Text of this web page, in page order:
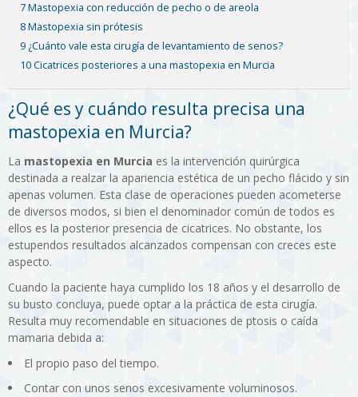
7 Mastopexia con reducción de pecho o de areola
8 Mastopexia sin prótesis
9 ¿Cuánto vale esta cirugía de levantamiento de senos?
10 Cicatrices posteriores a una mastopexia en Murcia
¿Qué es y cuándo resulta precisa una
mastopexia en Murcia?
La mastopexia en Murcia es la intervención quirúrgica
destinada a realzar la apariencia estética de un pecho flácido y sin
apenas volumen. Esta clase de operaciones pueden acometerse
de diversos modos, si bien el denominador común de todos es
ellos es la posterior presencia de cicatrices. No obstante, los
estupendos resultados alcanzados compensan con creces este
aspecto.
Cuando la paciente haya cumplido los 18 años y el desarrollo de
su busto concluya, puede optar a la práctica de esta cirugía.
Resulta muy recomendable en situaciones de ptosis o caída
mamaria debida a:
El propio paso del tiempo.
Contar con unos senos excesivamente voluminosos.